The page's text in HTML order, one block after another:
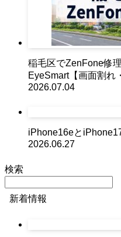
稲毛区でZenFone修
EyeSmart【画面割れ
2026.07.04
iPhone16eと
2026.06.27
検索
新着情報